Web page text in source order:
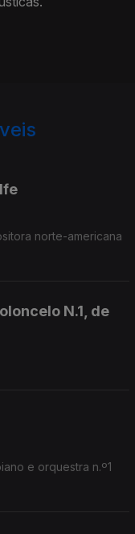
norte-americana
N.1, de
e orquestra n.º1